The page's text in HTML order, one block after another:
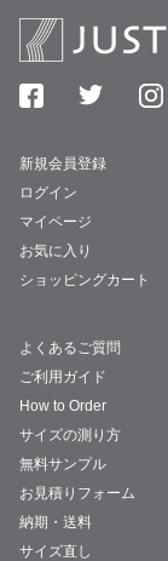
新規会員登録
ログイン
マイページ
お気に入り
ショッピングカート
よくあるご質問
ご利用ガイド
How to Order
サイズの測り方
無料サンプル
お見積りフォーム
納期・送料
サイズ直し